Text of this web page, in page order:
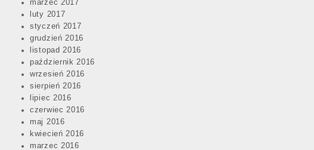
marzec 2017
luty 2017
styczeń 2017
grudzień 2016
listopad 2016
październik 2016
wrzesień 2016
sierpień 2016
lipiec 2016
czerwiec 2016
maj 2016
kwiecień 2016
marzec 2016